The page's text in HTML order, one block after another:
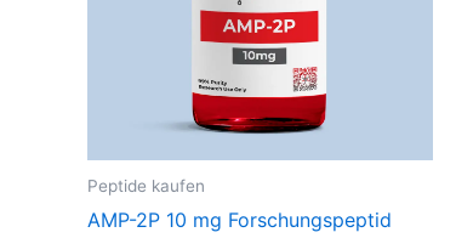
Peptide kaufen
AMP-2P 10 mg Forschungspeptid